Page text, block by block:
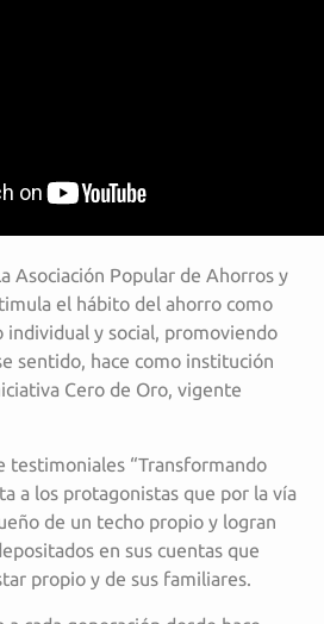
Asociación Popular de Ahorros y
el hábito del ahorro como
individual y social, promoviendo
sentido, hace como institución
Cero de Oro, vigente
testimoniales “Transformando
a los protagonistas que por la vía
de un techo propio y logran
en sus cuentas que
propio y de sus familiares.